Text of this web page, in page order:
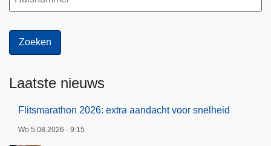
Laatste nieuws
Flitsmarathon 2026: extra aandacht voor snelheid
Wo 5.08.2026 - 9:15